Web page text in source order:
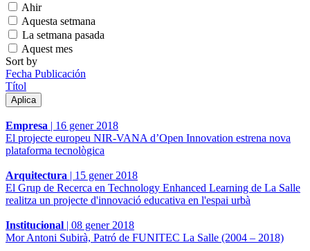
Ahir
Aquesta setmana
La setmana pasada
Aquest mes
Sort by
Fecha Publicación
Títol
Empresa | 16 gener 2018
El projecte europeu NIR-VANA d’Open Innovation estrena nova
plataforma tecnològica
Arquitectura | 15 gener 2018
El Grup de Recerca en Technology Enhanced Learning de La Salle
realitza un projecte d'innovació educativa en l'espai urbà
Institucional | 08 gener 2018
Mor Antoni Subirà, Patró de FUNITEC La Salle (2004 – 2018)